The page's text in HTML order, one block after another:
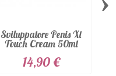
Sviluppatore Penis Xl
Touch Cream 50ml
14,90 €